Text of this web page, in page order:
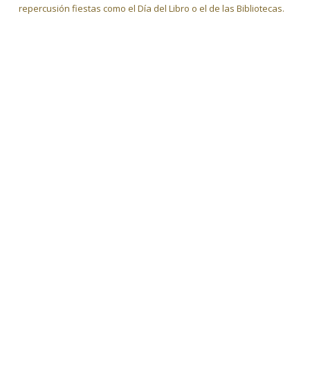
repercusión fiestas como el Día del Libro o el de las Bibliotecas.